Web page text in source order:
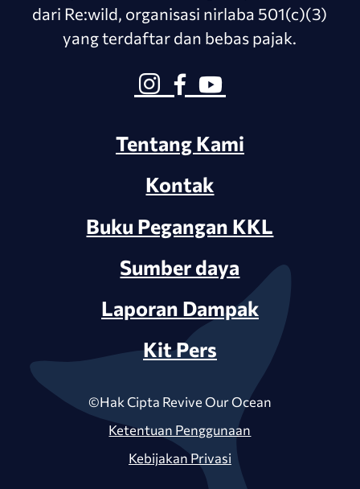
dari Re:wild, organisasi nirlaba 501(c)(3)
yang terdaftar dan bebas pajak.
Tentang Kami
Kontak
Buku Pegangan KKL
Sumber daya
Laporan Dampak
Kit Pers
©Hak Cipta Revive Our Ocean
Ketentuan Penggunaan
Kebijakan Privasi